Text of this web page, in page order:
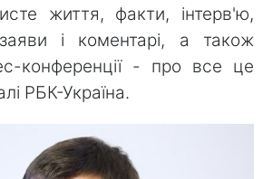
життя, факти, інтерв'ю,
і коментарі, а також
конференції - про все це
РБК-Україна.